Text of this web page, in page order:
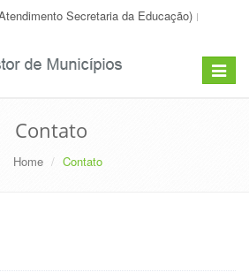
Secretaria da Educação)
Toggle
Contato
Home Contato